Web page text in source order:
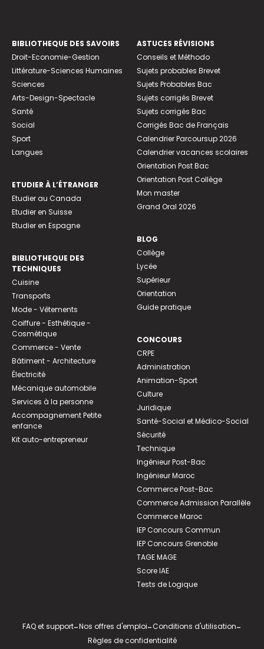
BIBLIOTHEQUE DES SAVOIRS
Droit-Economie-Gestion
Littérature-Sciences Humaines
Sciences
Arts-Design-Spectacle
Santé
Social
Sport
Langues
ETUDIER À L’ÉTRANGER
Etudier au Canada
Etudier en Suisse
Etudier en Espagne
BIBLIOTHEQUE DES
TECHNIQUES
Cuisine
Transports
Mode - Vêtements
Coiffure - Esthétique -
Cosmétique
Commerce - Vente
Bâtiment - Architecture
Électricité
Mécanique automobile
Services à la personne
Accompagnement Petite
enfance
Kit auto-entrepreneur
ASTUCES RÉVISIONS
Conseils et Méthodo
Sujets probables Brevet
Sujets Probables Bac
Sujets corrigés Brevet
Sujets corrigés Bac
Corrigés Bac de Français
Calendrier Parcoursup 2026
Calendrier vacances scolaires
Orientation Post Bac
Orientation Post Collège
Mon master
Grand Oral 2026
BLOG
Collège
Lycée
Supérieur
Orientation
Guide pratique
CONCOURS
CRPE
Administration
Animation-Sport
Culture
Juridique
Santé-Social et Médico-Social
Sécurité
Technique
Ingénieur Post-Bac
Ingénieur Maroc
Commerce Post-Bac
Commerce Admission Parallèle
Commerce Maroc
IEP Concours Commun
IEP Concours Grenoble
TAGE MAGE
Score IAE
Tests de Logique
FAQ et support-Nos offres d'emploi-Conditions d'utilisation-
Règles de confidentialité